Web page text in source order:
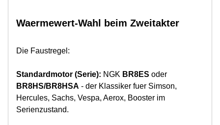
Waermewert-Wahl beim Zweitakter
Die Faustregel:
Standardmotor (Serie): NGK BR8ES oder
BR8HS/BR8HSA - der Klassiker fuer Simson,
Hercules, Sachs, Vespa, Aerox, Booster im
Serienzustand.